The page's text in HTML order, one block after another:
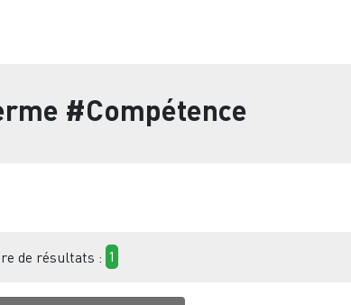
#Compétence
de résultats : 1